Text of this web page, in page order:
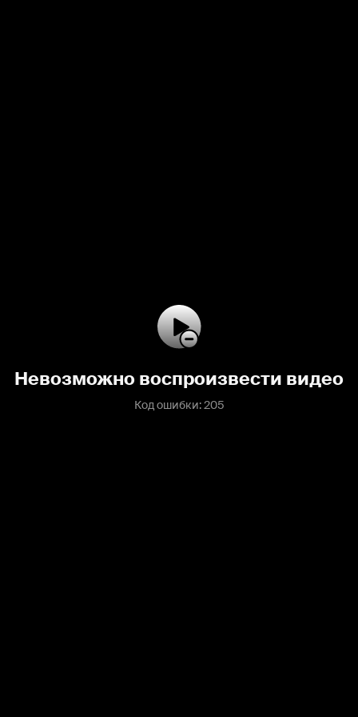
Невозможно воспроизвести видео
Код ошибки: 205